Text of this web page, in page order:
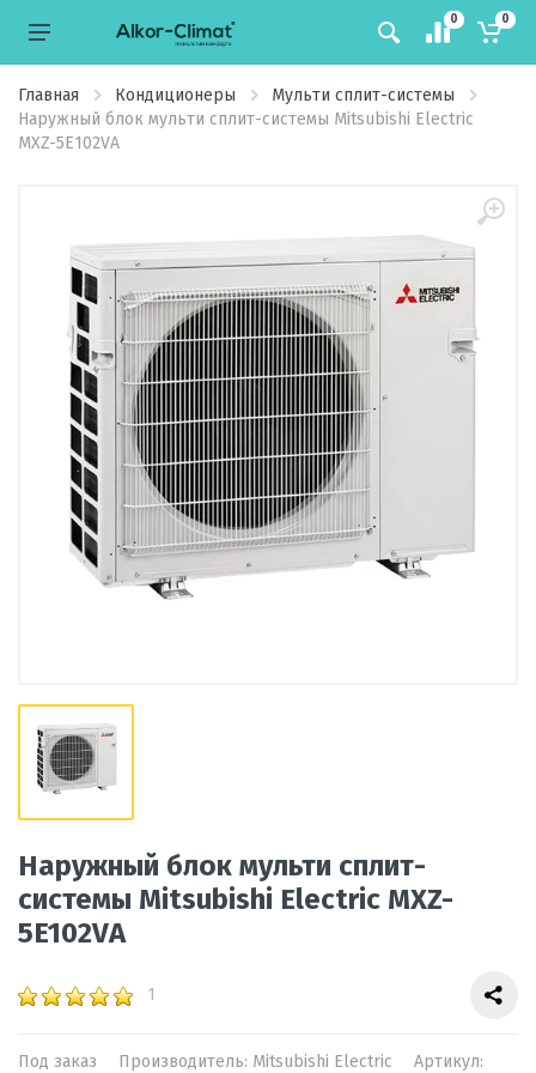
0 0
Главная Кондиционеры
Мульти сплит-системы
Наружный блок мульти сплит-системы Mitsubishi Electric
MXZ-5E102VA
Наружный блок мульти сплит-
системы Mitsubishi Electric MXZ-
5E102VA
1
Под заказ Производитель: Mitsubishi Electric Артикул: